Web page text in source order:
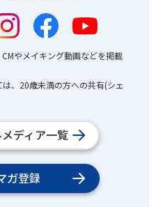
やメイキング動画などを掲載
、20歳未満の方への共有(シェ
ディア一覧
ガ登録